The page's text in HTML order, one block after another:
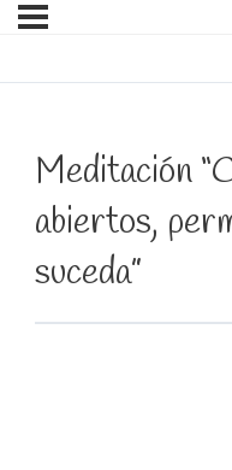
Meditación
abiertos,
suceda”